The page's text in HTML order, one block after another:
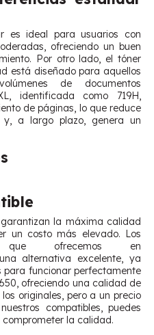
es ideal para usuarios con
ofreciendo un buen
Por otro lado, el tóner
está diseñado para aquellos
de documentos
identificada como 719H,
de páginas, lo que reduce
y, a largo plazo, genera un
la máxima calidad
un costo más elevado. Los
que ofrecemos en
alternativa excelente, ya
para funcionar perfectamente
ofreciendo una calidad de
originales, pero a un precio
compatibles, puedes
la calidad.